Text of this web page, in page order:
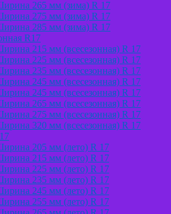
265 мм (зима) R 17
275 мм (зима) R 17
285 мм (зима) R 17
R17
215 мм (всесезонная) R 17
225 мм (всесезонная) R 17
235 мм (всесезонная) R 17
245 мм (всесезонная) R 17
245 мм (всесезонная) R 17
265 мм (всесезонная) R 17
275 мм (всесезонная) R 17
320 мм (всесезонная) R 17
205 мм (лето) R 17
215 мм (лето) R 17
225 мм (лето) R 17
235 мм (лето) R 17
245 мм (лето) R 17
255 мм (лето) R 17